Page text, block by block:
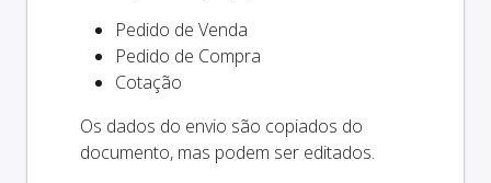
Pedido de Venda
Pedido de Compra
Cotação
Os dados do envio são copiados do
documento, mas podem ser editados.